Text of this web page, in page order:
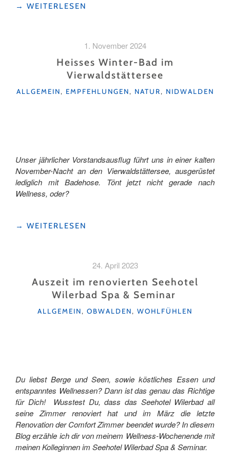
"WELLNESSOASE
→ WEITERLESEN
1. November 2024
Heisses Winter-Bad im
Vierwaldstättersee
KATEGORIEN
ALLGEMEIN, EMPFEHLUNGEN, NATUR, NIDWALDEN
Unser jährlicher Vorstandsausflug führt uns in einer kalten
November-Nacht an den Vierwaldstättersee, ausgerüstet
lediglich mit Badehose. Tönt jetzt nicht gerade nach
Wellness, oder?
"HEISSES
VIERWALDSTÄTTERSEE"
→ WEITERLESEN
24. April 2023
Auszeit im renovierten Seehotel
Wilerbad Spa & Seminar
KATEGORIEN
ALLGEMEIN, OBWALDEN, WOHLFÜHLEN
Du liebst Berge und Seen, sowie köstliches Essen und
entspanntes Wellnessen? Dann ist das genau das Richtige
für Dich! Wusstest Du, dass das Seehotel Wilerbad all
seine Zimmer renoviert hat und im März die letzte
Renovation der Comfort Zimmer beendet wurde? In diesem
Blog erzähle ich dir von meinem Wellness-Wochenende mit
meinen Kolleginnen im Seehotel Wilerbad Spa & Seminar.